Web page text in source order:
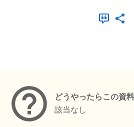
どうやったらこの資
該当なし